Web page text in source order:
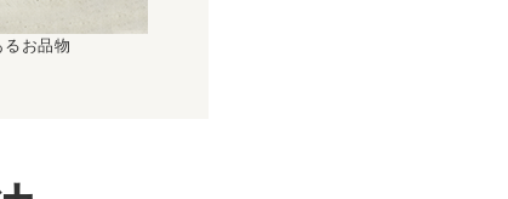
お品物